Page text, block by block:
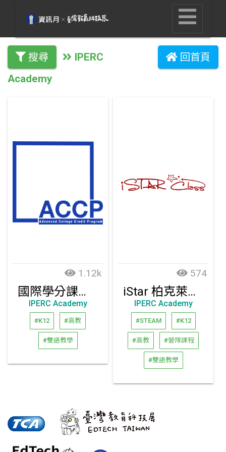
搜尋
IPERC
Academy
回首頁
1.12k
國際學分課程 - ACCP 線上雙學分課程
IPERC Academy
#K12 #高教
#雙語教學
574
iStar 柏克萊暑期大學科研營隊
IPERC Academy
#STEAM #K12
#高教 #營隊課程
#雙語教學